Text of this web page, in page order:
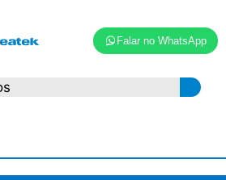
Falar no WhatsApp